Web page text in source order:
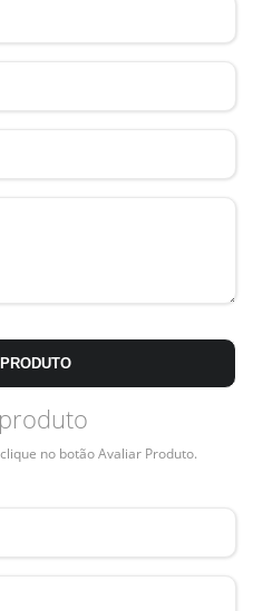
no botão Avaliar Produto.